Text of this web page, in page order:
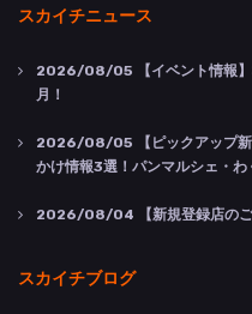
スカイチニュース
2026/08/05 【イベント情報
月！
2026/08/05 【ピックアップ
かけ情報3選！パンマルシェ・
2026/08/04 【新規登録店の
スカイチブログ